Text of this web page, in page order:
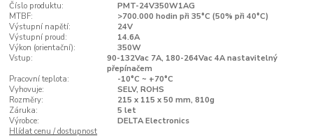
Číslo produktu:
PMT-24V350W1AG
MTBF:
>700.000 hodin při 35°C (50% při 40°C)
Výstupní napětí:
24V
Výstupní proud:
14.6A
Výkon (orientační):
350W
Vstup:
90-132Vac 7A, 180-264Vac 4A nastavitelný
přepínačem
Pracovní teplota:
-10°C ~ +70°C
Vyhovuje:
SELV, ROHS
Rozměry:
215 x 115 x 50 mm, 810g
Záruka:
5 let
Výrobce:
DELTA Electronics
Hlídat cenu / dostupnost